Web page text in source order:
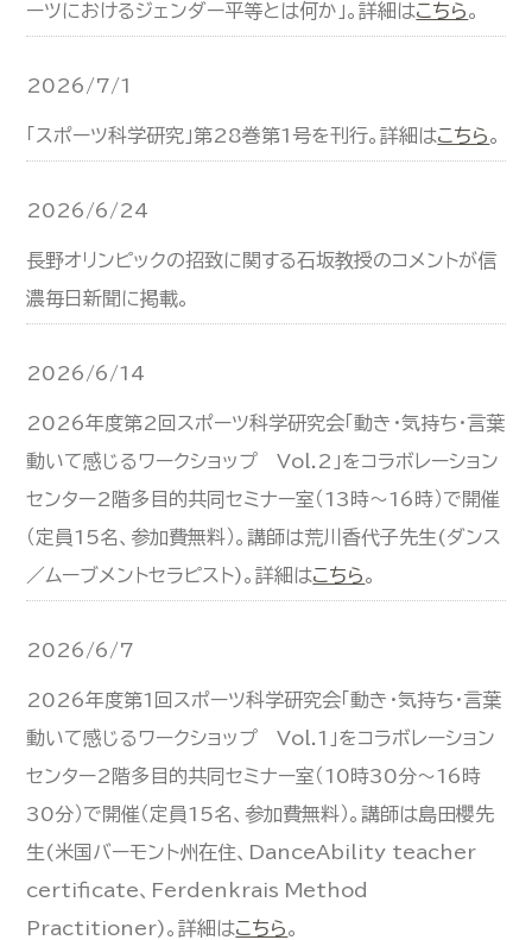
ーツにおけるジェンダー平等とは何か」。詳細はこちら。
2026/7/1
「スポーツ科学研究」第28巻第1号を刊行。詳細はこちら。
2026/6/24
長野オリンピックの招致に関する石坂教授のコメントが信
濃毎日新聞に掲載。
2026/6/14
2026年度第2回スポーツ科学研究会「動き・気持ち・言葉
動いて感じるワークショップ Vol.2」をコラボレーション
センター2階多目的共同セミナー室（13時～16時）で開催
（定員15名、参加費無料）。講師は荒川香代子先生(ダンス
／ムーブメントセラピスト)。詳細はこちら。
2026/6/7
2026年度第1回スポーツ科学研究会「動き・気持ち・言葉
動いて感じるワークショップ Vol.1」をコラボレーション
センター2階多目的共同セミナー室（10時30分～16時
30分）で開催（定員15名、参加費無料）。講師は島田櫻先
生(米国バーモント州在住、DanceAbility teacher
certificate、Ferdenkrais Method
Practitioner)。詳細はこちら。